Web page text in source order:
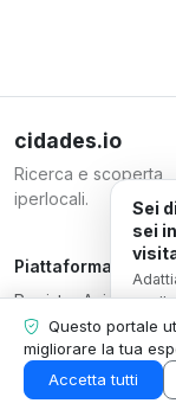
cidades.io
Ricerca e scoperta
iperlocali.
Piattaforma
Registra Azienda
Piani
Contattaci
Area Azienda
Questo portale
migliorare la tua
Accetta tutti
Sei
sei in
alla